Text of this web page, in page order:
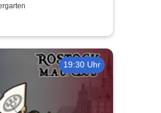
- Between the
19:30 Uhr